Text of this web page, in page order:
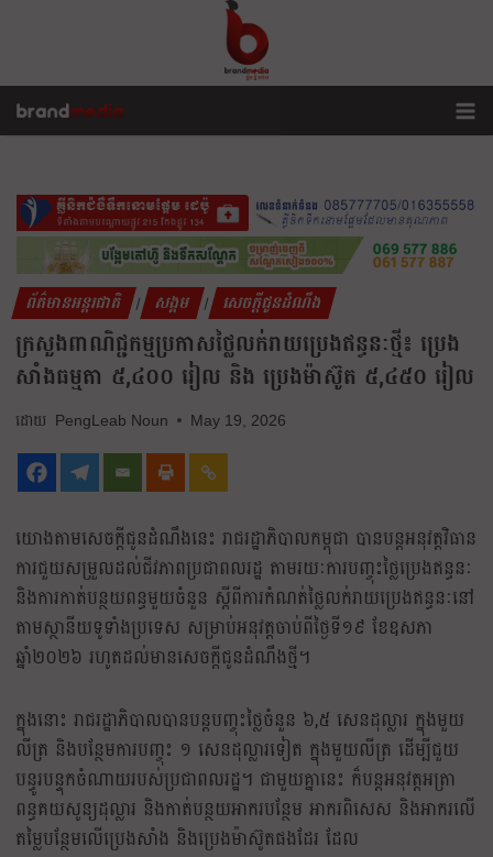
ព័ត៌មានអន្តរជាតិ | សង្គម | សេចក្តីជូនដំណឹង
ក្រសួងពាណិជ្ជកម្មប្រកាសថ្លៃលក់រាយប្រេងឥន្ធនៈថ្មី៖ ប្រេង
សាំងធម្មតា ៥,៤០០ រៀល និង ប្រេងម៉ាស៊ូត ៥,៤៥០ រៀល
PengLeab Noun May 19, 2026
យោងតាមសេចក្តីជូនដំណឹងនេះ រាជរដ្ឋាភិបាលកម្ពុជា បានបន្តអនុវត្តវិធាន
ការជួយសម្រួលដល់ជីវភាពប្រជាពលរដ្ឋ តាមរយៈការបញ្ចុះថ្លៃប្រេងឥន្ធនៈ
និងការកាត់បន្ថយពន្ធមួយចំនួន ស្តីពីការកំណត់ថ្លៃលក់រាយប្រេងឥន្ធនៈនៅ
តាមស្ថានីយទូទាំងប្រទេស សម្រាប់អនុវត្តចាប់ពីថ្ងៃទី១៩ ខែឧសភា
ឆ្នាំ២០២៦ រហូតដល់មានសេចក្តីជូនដំណឹងថ្មី។
ក្នុងនោះ រាជរដ្ឋាភិបាលបានបន្តបញ្ចុះថ្លៃចំនួន ៦,៥ សេនដុល្លារ ក្នុងមួយ
លីត្រ និងបន្ថែមការបញ្ចុះ ១ សេនដុល្លារទៀត ក្នុងមួយលីត្រ ដើម្បីជួយ
បន្ធូរបន្ទុកចំណាយរបស់ប្រជាពលរដ្ឋ។ ជាមួយគ្នានេះ ក៏បន្តអនុវត្តអត្រា
ពន្ធគយសូន្យដុល្លារ និងកាត់បន្ថយអាករបន្ថែម អាករពិសេស និងអាករលើ
តម្លៃបន្ថែមលើប្រេងសាំង និងប្រេងម៉ាស៊ូតផងដែរ ដែល